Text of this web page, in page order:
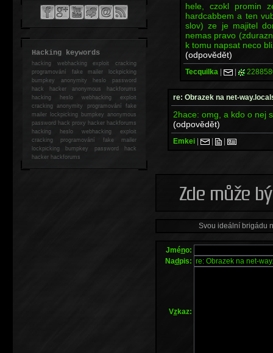
hele, czokl promin
hardcabbem a ten
slov) ze je majitel
nemas pravo
k tomu napsat neco
(odpovědět)
Tecquilka | |
re: Obrazek na net-
2hace: omg, a kdo o nej
(odpovědět)
Emkei | | |
Svou ideální brigádu
Jméno:
Nadpis:
Vzkaz:
Hacking keywords
hackingwebhacking exploit cracking
programování fake mailer lockpicking
bumpkey anonymity heslo password
hackhacker anonymous hackforums
hackingheslo webhacking exploit
cracking anonymity programování fake
mailer lockpicking bumpkey anonymous
password hack proxy hacker hackforums
hacking heslo webhacking exploit
cracking programování fake mailer
lockpicking bumpkey password hack
hackerhackforums